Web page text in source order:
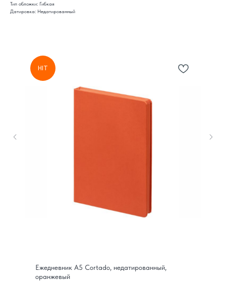
Тип обложки: Гибкая
Датировка: Недатированный
HIT
Ежедневник А5 Cortado, недатированный,
оранжевый